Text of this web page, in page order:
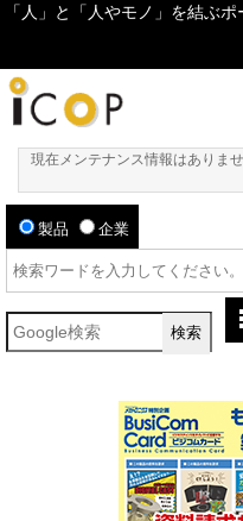
「人」と「人やモノ」を結ぶポ
現在メンテナンス情報はありま
製品 企業